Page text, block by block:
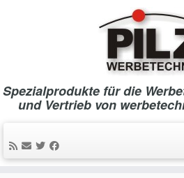
Spezialprodukte für die
und Vertrieb von